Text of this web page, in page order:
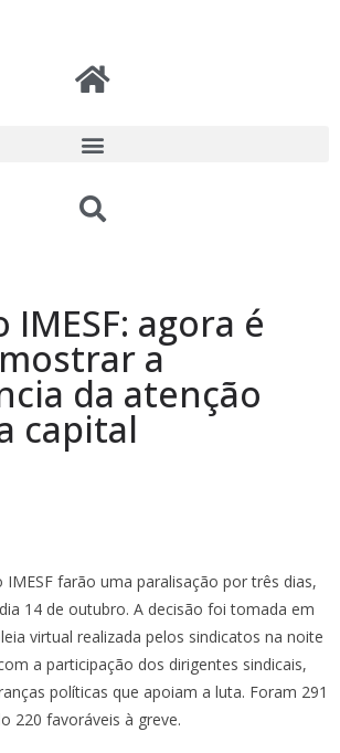
IMESF: agora é
a
da atenção
capital
farão uma paralisação por três dias,
14 de outubro. A decisão foi tomada em
virtual realizada pelos sindicatos na noite
a participação dos dirigentes sindicais,
políticas que apoiam a luta. Foram 291
220 favoráveis à greve.